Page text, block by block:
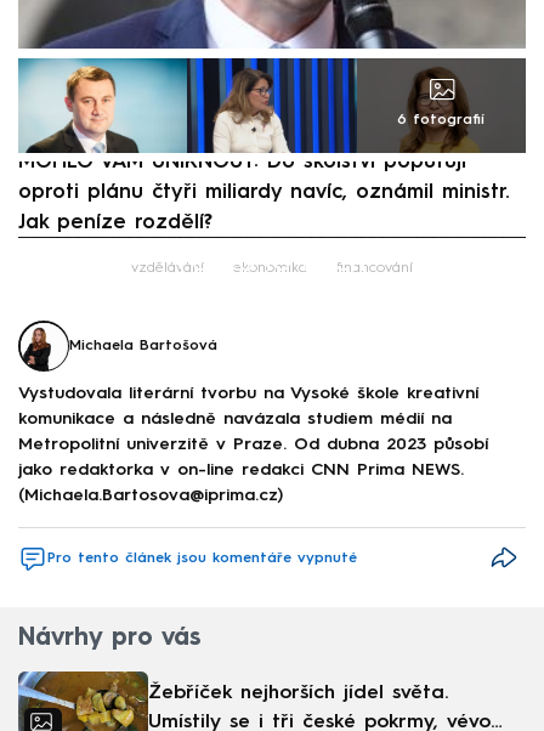
6 fotografií
MOHLO VÁM UNIKNOUT: Do školství poputují
oproti plánu čtyři miliardy navíc, oznámil ministr.
Jak peníze rozdělí?
Failed to fetch
vzdělávání ekonomika financování
Michaela Bartošová
Vystudovala literární tvorbu na Vysoké škole kreativní
komunikace a následně navázala studiem médií na
Metropolitní univerzitě v Praze. Od dubna 2023 působí
jako redaktorka v on-line redakci CNN Prima NEWS.
(Michaela.Bartosova@iprima.cz)
Pro tento článek jsou komentáře vypnuté
Návrhy pro vás
Žebříček nejhorších jídel světa.
Umístily se i tři české pokrmy, vévodí